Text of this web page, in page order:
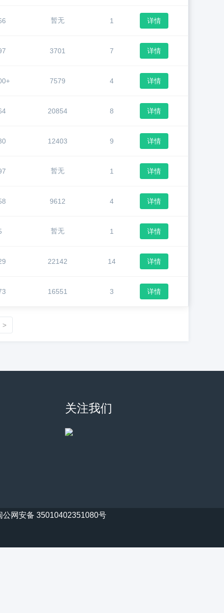
暂无 1 详情
3701 7 详情
7579 4 详情
20854 8 详情
12403 9 详情
暂无 1 详情
9612 4 详情
暂无 1 详情
22142 14 详情
16551 3 详情
>
关注我们
公网安备 35010402351080号